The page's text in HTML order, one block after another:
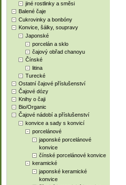
jiné rostlinky a směsi
Balené čaje
Cukrovinky a bonbóny
Konvice, šálky, soupravy
Japonské
porcelán a sklo
čajový obřad chanoyu
Čínské
litina
Turecké
Ostatní čajové příslušenství
Čajové dózy
Knihy o čaji
Bio/Organic
Čajové nádobí a příslušenství
konvice a sady s konvicí
porcelánové
japonské porcelánové
konvice
čínské porcelánové konvice
keramické
japonské keramické
konvice